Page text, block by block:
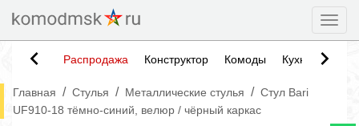
Распродажа Конструктор Комоды Кухни
Главная / Стулья / Металлические стулья / Стул Bari
UF910-18 тёмно-синий, велюр / чёрный каркас